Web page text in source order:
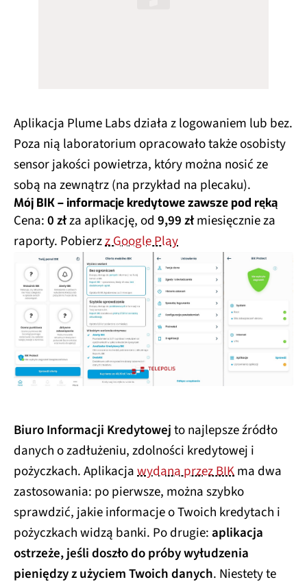
Aplikacja Plume Labs działa z logowaniem lub bez.
Poza nią laboratorium opracowało także osobisty
sensor jakości powietrza, który można nosić ze
sobą na zewnątrz (na przykład na plecaku).
Mój BIK – informacje kredytowe zawsze pod ręką
Cena:0 złza aplikację, od 9,99 złmiesięcznie za
raporty. Pobierzz Google Play
Biuro Informacji Kredytowejto najlepsze źródło
danych o zadłużeniu, zdolności kredytowej i
pożyczkach. Aplikacjawydana przez BIKma dwa
zastosowania: po pierwsze, można szybko
sprawdzić, jakie informacje o Twoich kredytach i
pożyczkach widzą banki. Po drugie:aplikacja
ostrzeże, jeśli doszło do próby wyłudzenia
pieniędzy z użyciem Twoich danych. Niestety te